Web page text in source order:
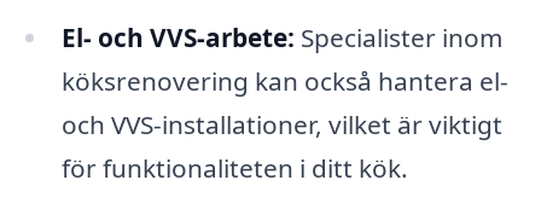
El- och VVS-arbete: Specialister inom
köksrenovering kan också hantera el-
och VVS-installationer, vilket är viktigt
för funktionaliteten i ditt kök.